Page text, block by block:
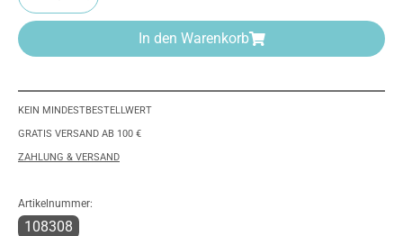
In den Warenkorb
KEIN MINDESTBESTELLWERT
GRATIS VERSAND AB 100 €
ZAHLUNG & VERSAND
Artikelnummer:
108308